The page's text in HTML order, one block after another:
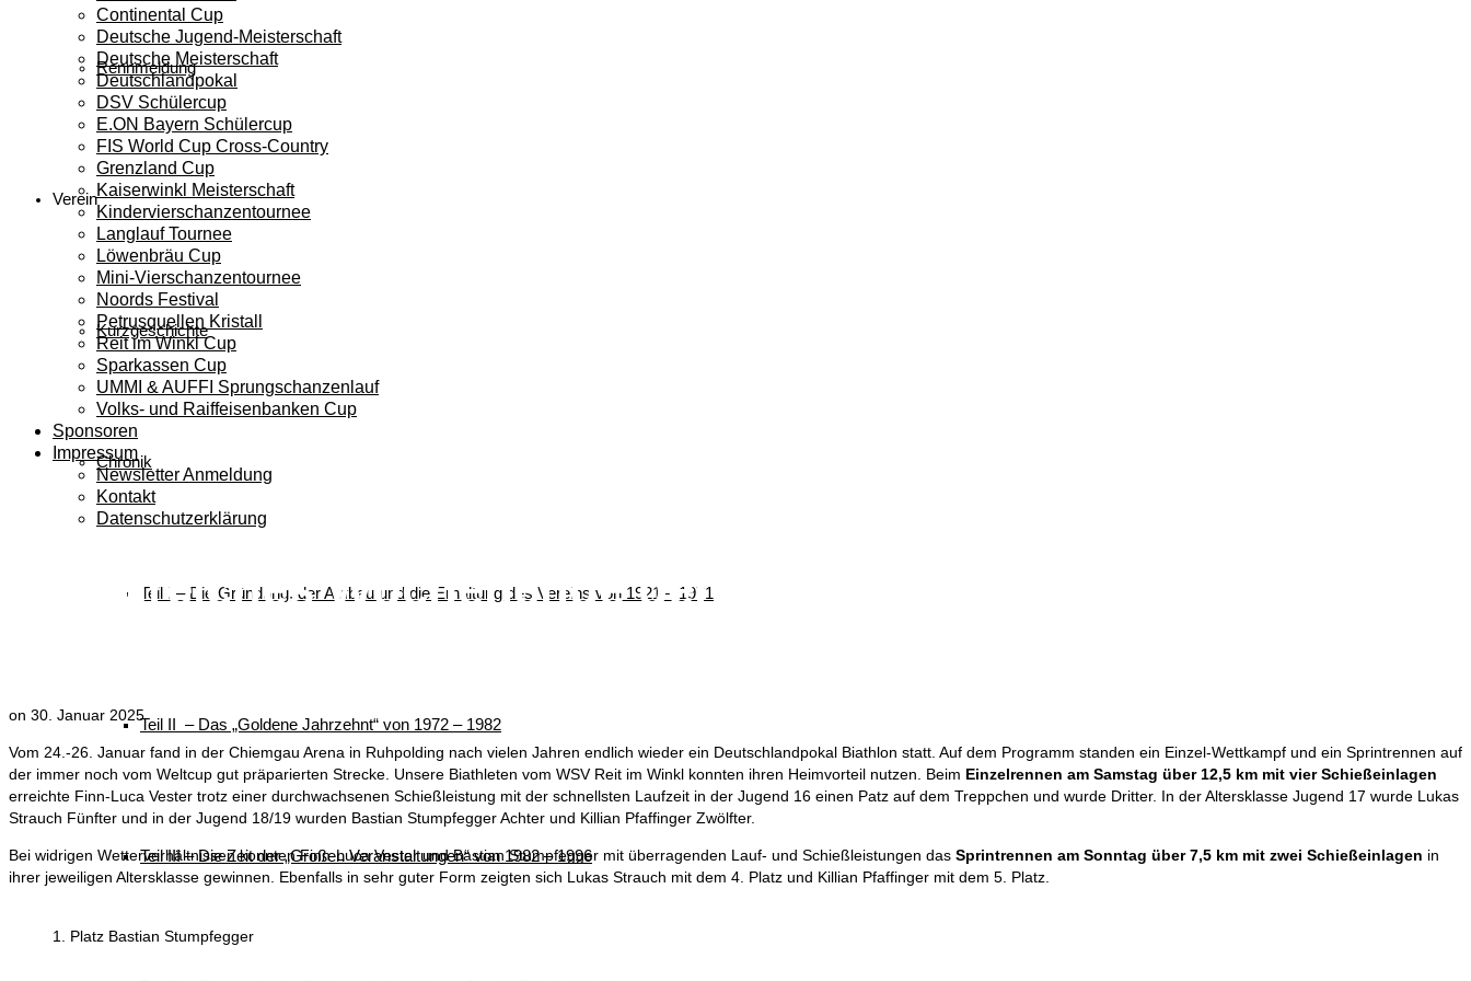
Rennmeldung
Verein
Kurzgeschichte
Chronik
Teil I – Die Gründung, der Aufbau und die Erhaltung des Vereins von 1921 – 1971
Teil II – Das „Goldene Jahrzehnt“ von 1972 – 1982
Teil III – Die Zeit der „Großen Veranstaltungen“ von 1982 – 1996
Continental Cup
Deutsche Jugend-Meisterschaft
Deutsche Meisterschaft
Deutschlandpokal
DSV Schülercup
E.ON Bayern Schülercup
FIS World Cup Cross-Country
Grenzland Cup
Kaiserwinkl Meisterschaft
Kindervierschanzentournee
Langlauf Tournee
Löwenbräu Cup
Mini-Vierschanzentournee
Noords Festival
Petrusquellen Kristall
Reit im Winkl Cup
Sparkassen Cup
UMMI & AUFFI Sprungschanzenlauf
Volks- und Raiffeisenbanken Cup
Sponsoren
Impressum
Newsletter Anmeldung
Kontakt
Datenschutzerklärung
Erfolgreiches Wochenende der Biathleten des WSV Reit im
on 30. Januar 2025
Vom 24.-26. Januar fand in der Chiemgau Arena in Ruhpolding nach vielen Jahren endlich wieder ein Deutschlandpokal Biathlon statt. Auf dem Programm standen ein Einzel-Wettkampf und ein Sprintrennen auf
der immer noch vom Weltcup gut präparierten Strecke. Unsere Biathleten vom WSV Reit im Winkl konnten ihren Heimvorteil nutzen. Beim Einzelrennen am Samstag über 12,5 km mit vier Schießeinlagen
erreichte Finn-Luca Vester trotz einer durchwachsenen Schießleistung mit der schnellsten Laufzeit in der Jugend 16 einen Patz auf dem Treppchen und wurde Dritter. In der Altersklasse Jugend 17 wurde Lukas
Strauch Fünfter und in der Jugend 18/19 wurden Bastian Stumpfegger Achter und Killian Pfaffinger Zwölfter.
Bei widrigen Wetterverhältnissen konnten Finn-Luca Vester und Bastian Stumpfegger mit überragenden Lauf- und Schießleistungen das Sprintrennen am Sonntag über 7,5 km mit zwei Schießeinlagen in
ihrer jeweiligen Altersklasse gewinnen. Ebenfalls in sehr guter Form zeigten sich Lukas Strauch mit dem 4. Platz und Killian Pfaffinger mit dem 5. Platz.
1. Platz Bastian Stumpfegger